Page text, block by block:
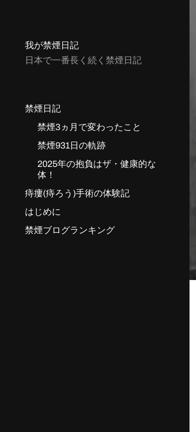
我が禁煙日記
日本で一番長く続く禁煙日記
禁煙日記
禁煙3ヵ月で変わったこと
禁煙931日の軌跡
2025年の抱負はザ・健康的な
体！
痔瘻(痔ろう)手術の体験記
はじめに
禁煙ブログランキング